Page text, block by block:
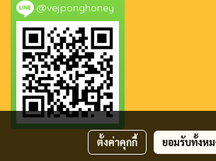
@vejponghoney
ตั้งค่าคุกกี้ ยอมรับทั้งห